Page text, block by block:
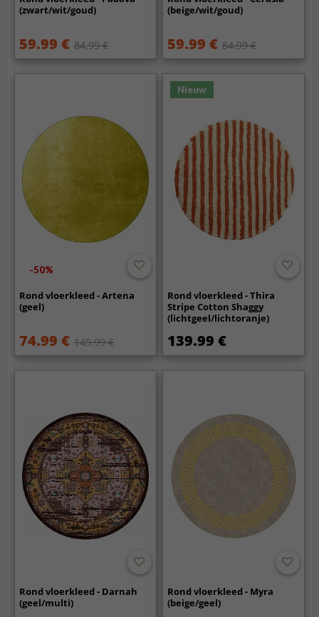
(zwart/wit/goud)
59.99 € 84.99 €
(beige/wit/goud)
59.99 € 84.99 €
-50%
Rond vloerkleed - Artena
(geel)
74.99 € 149.99 €
Nieuw
Rond vloerkleed - Thira
Stripe Cotton Shaggy
(lichtgeel/lichtoranje)
139.99 €
Rond vloerkleed - Darnah
(geel/multi)
Rond vloerkleed - Myra
(beige/geel)